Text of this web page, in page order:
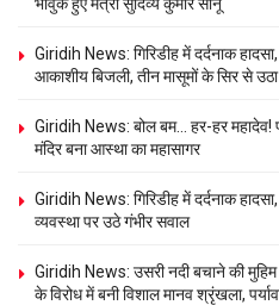
Giridih News: गिरिडीह में दर्दनाक
आकाशीय बिजली, तीन मासूमों के सिर से उठा
Giridih News: बोल बम… हर-हर महादेव!
मंदिर बना आस्था का महासागर
Giridih News: गिरिडीह में दर्दनाक
व्यवस्था पर उठे गंभीर सवाल
Giridih News: उसरी नदी बचाने की
के विरोध में बनी विशाल मानव श्रृंखला,